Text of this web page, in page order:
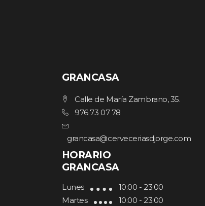
GRANCASA
Calle de María Zambrano, 35.
976 73 07 78
grancasa@cerveceriasdjorge.com
HORARIO
GRANCASA
Lunes
10:00 - 23:00
Martes
10:00 - 23:00